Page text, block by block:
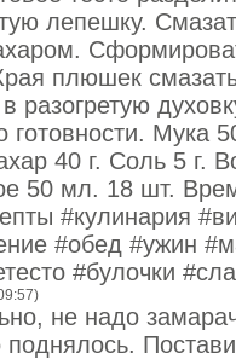
лепешку.
плюшек
разогретую
готовности. Мука
40 г. Соль 5 г.
50 мл. 18 шт.
#кулинария
#обед #ужин
#булочки
не надо
поднялось.